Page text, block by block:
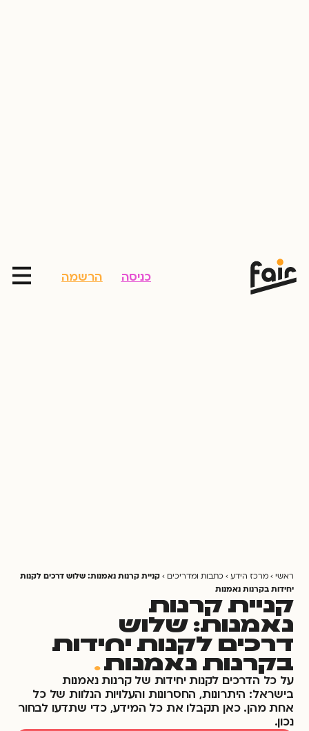
כניסה הרשמה
ראשי ›מרכז הידע ›כתבות ומדריכים ›קניית קרנות נאמנות: שלוש דרכים לקנות
יחידות בקרנות נאמנות
קניית קרנות
נאמנות: שלוש
דרכים לקנות יחידות
בקרנות נאמנות.
על כל הדרכים לקנות יחידות של קרנות נאמנות
בישראל: היתרונות, החסרונות והעלויות הנלוות של כל
אחת מהן. כאן תקבלו את כל המידע, כדי שתדעו לבחור
נכון.